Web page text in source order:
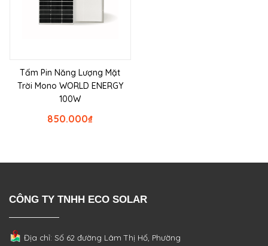
Tấm Pin Năng Lượng Mặt
Trời Mono WORLD ENERGY
100W
₫
850.000
CÔNG TY TNHH ECO SOLAR
Địa chỉ: Số 62 đường Lâm Thị Hố, Phường